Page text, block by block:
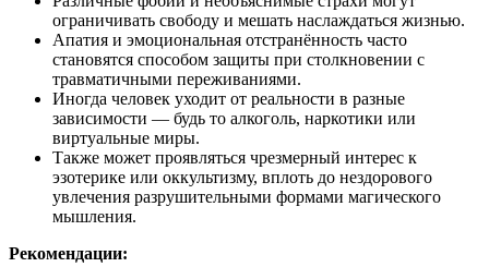
ограничивать свободу и мешать наслаждаться жизнью.
Апатия и эмоциональная отстранённость часто
становятся способом защиты при столкновении с
травматичными переживаниями.
Иногда человек уходит от реальности в разные
зависимости — будь то алкоголь, наркотики или
виртуальные миры.
Также может проявляться чрезмерный интерес к
эзотерике или оккультизму, вплоть до нездорового
увлечения разрушительными формами магического
мышления.
Рекомендации: